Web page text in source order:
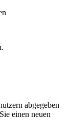
abgegeben
einen neuen